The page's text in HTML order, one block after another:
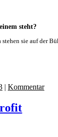
steht?
sie auf der
| Kommentar